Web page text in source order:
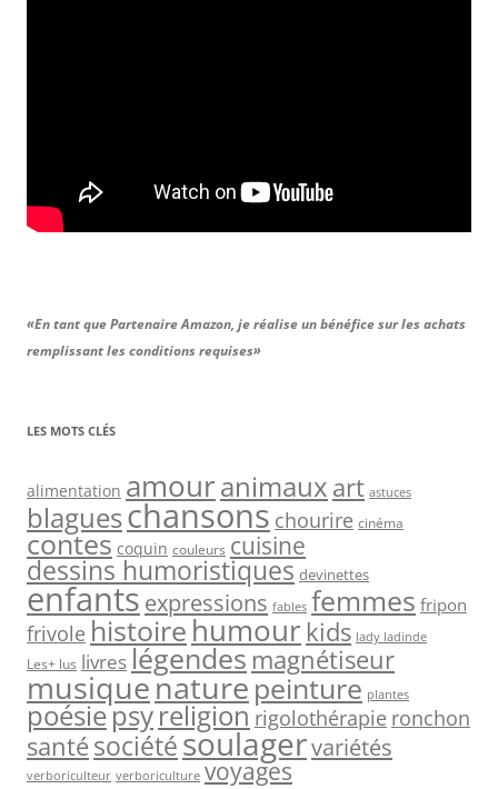
«En tant que Partenaire Amazon, je réalise un bénéfice sur les achats
remplissant les conditions requises»
LES MOTS CLÉS
alimentation amouranimaux art astuces
blagueschansons chourire cinéma
contes coquin couleurs cuisine
dessins humoristiques devinettes
enfantsexpressions fables femmes fripon
frivole histoire humour kids lady ladinde
Les+ lus livreslégendes magnétiseur
musiquenature peinture plantes
poésiepsyreligion rigolothérapie ronchon
santésociétésoulagervariétés
verboriculteur verboriculture voyages